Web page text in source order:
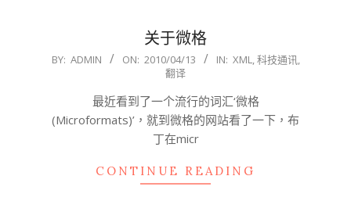
关于微格
2010-
BY: ADMIN ON: 2010/04/13 IN: XML,科技通讯,
翻译
最近看到了一个流行的词汇‘微格
(Microformats)’，就到微格的网站看了一下，布
丁在micr
CONTINUE READING